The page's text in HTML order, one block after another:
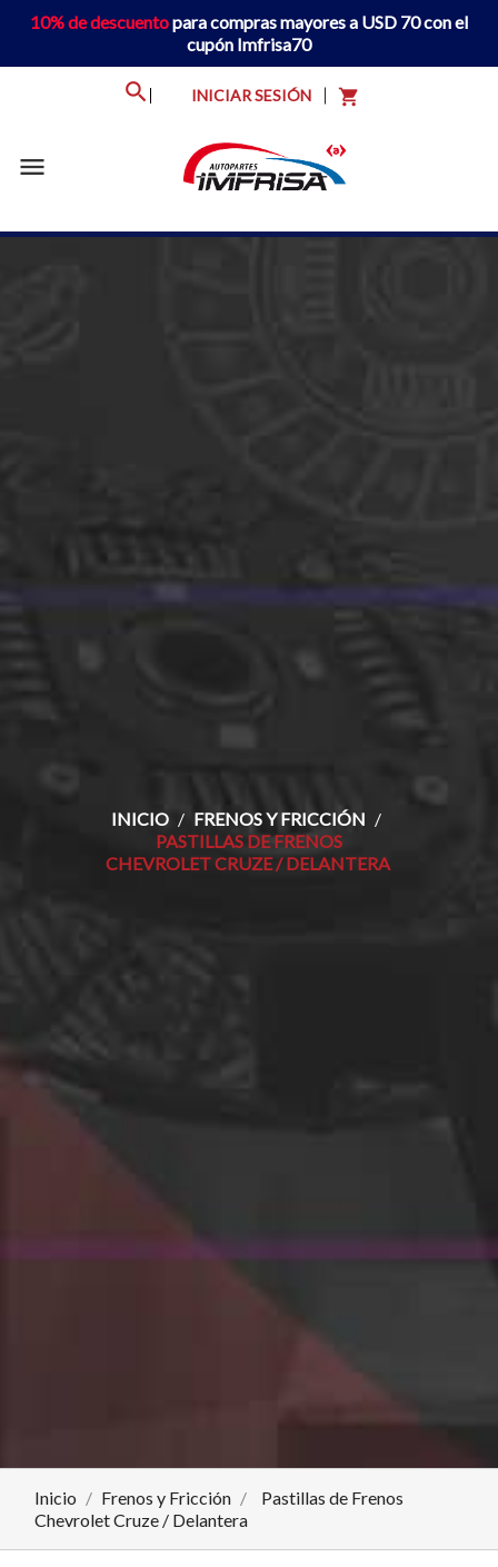
10% de descuentopara compras mayores a USD 70 con el
cupón Imfrisa70
INICIAR SESIÓN shopping_cart
menu
INICIO
FRENOS Y FRICCIÓN
PASTILLAS DE FRENOS
CHEVROLET CRUZE / DELANTERA
Inicio Frenos y Fricción
Pastillas de Frenos
Chevrolet Cruze / Delantera